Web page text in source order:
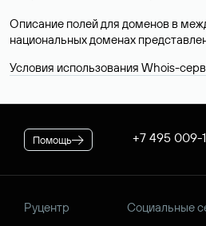
Описание полей для доменов в
национальных доменах
Условия использования Whois-
Помощь +7 495 009-
Руцентр
Социальные